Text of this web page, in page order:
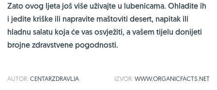
Zato ovog ljeta još više uživajte u lubenicama. Ohladite ih
i jedite kriške ili napravite maštoviti desert, napitak ili
hladnu salatu koja će vas osvježiti, a vašem tijelu donijeti
brojne zdravstvene pogodnosti.
AUTOR: CENTARZDRAVLJA IZVOR: WWW.ORGANICFACTS.NET